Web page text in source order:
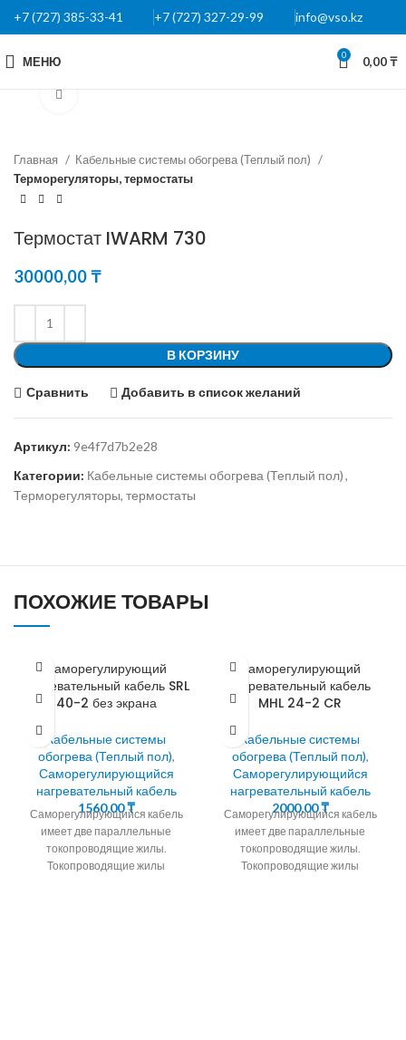
+7 (727) 385-33-41 +7 (727) 327-29-99 info@vso.kz
МЕНЮ 0 0,00₸
Главная
Кабельные системы обогрева (Теплый пол)
Терморегуляторы, термостаты
Термостат IWARM 730
30000,00₸
В КОРЗИНУ
Сравнить Добавить в список желаний
Артикул: 9e4f7d7b2e28
Категории: Кабельные системы обогрева (Теплый пол),
Терморегуляторы, термостаты
ПОХОЖИЕ ТОВАРЫ
Саморегулирующий
нагревательный кабель SRL
40-2 без экрана
Кабельные системы
обогрева (Теплый пол),
Саморегулирующийся
нагревательный кабель
1560,00₸
Саморегулирующийся кабель
имеет две параллельные
токопроводящие жилы.
Токопроводящие жилы
Саморегулирующий
нагревательный кабель
MHL 24-2 CR
Кабельные системы
обогрева (Теплый пол),
Саморегулирующийся
нагревательный кабель
2000,00₸
Саморегулирующийся кабель
имеет две параллельные
токопроводящие жилы.
Токопроводящие жилы